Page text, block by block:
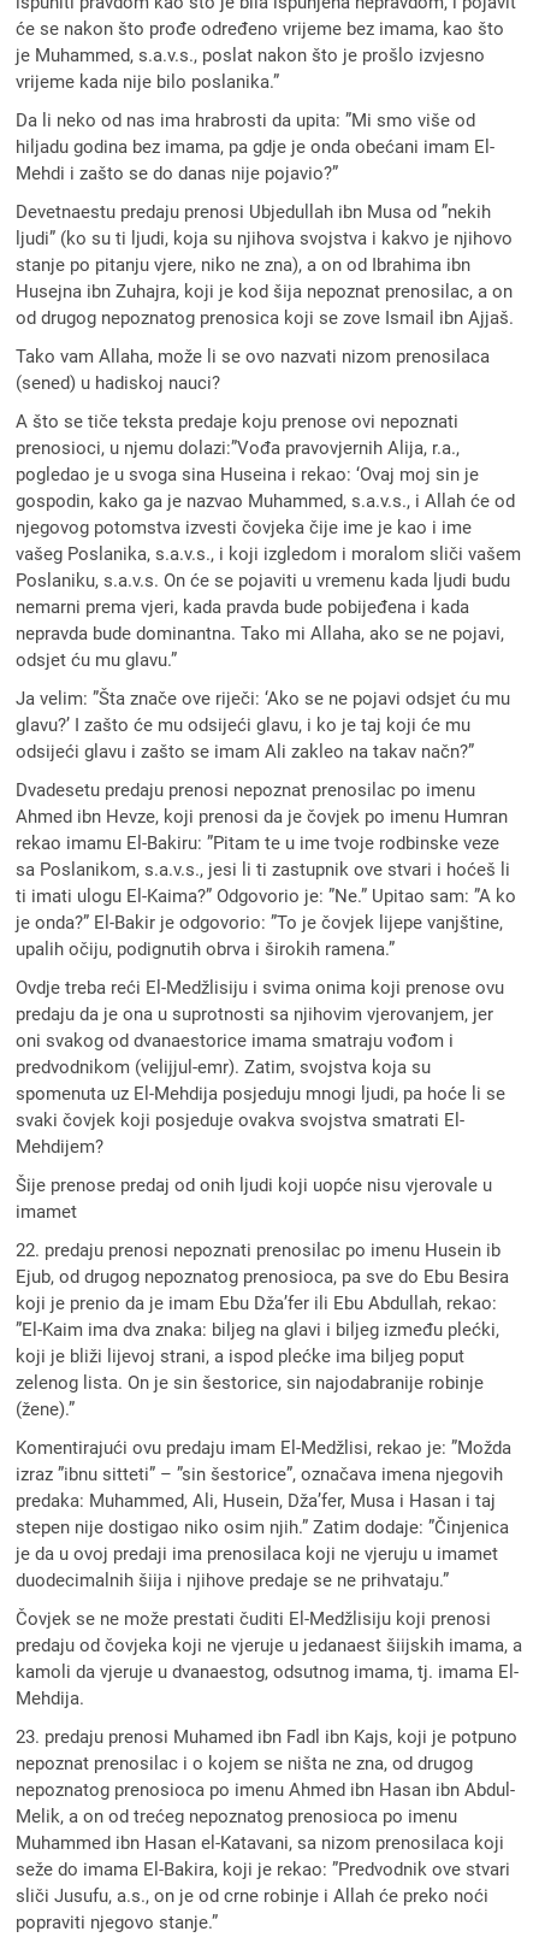
će se nakon što prođe određeno vrijeme bez imama, kao što
je Muhammed, s.a.v.s., poslat nakon što je prošlo izvjesno
vrijeme kada nije bilo poslanika.”
Da li neko od nas ima hrabrosti da upita: ”Mi smo više od
hiljadu godina bez imama, pa gdje je onda obećani imam El-
Mehdi i zašto se do danas nije pojavio?”
Devetnaestu predaju prenosi Ubjedullah ibn Musa od ”nekih
ljudi” (ko su ti ljudi, koja su njihova svojstva i kakvo je njihovo
stanje po pitanju vjere, niko ne zna), a on od Ibrahima ibn
Husejna ibn Zuhajra, koji je kod šija nepoznat prenosilac, a on
od drugog nepoznatog prenosica koji se zove Ismail ibn Ajjaš.
Tako vam Allaha, može li se ovo nazvati nizom prenosilaca
(sened) u hadiskoj nauci?
A što se tiče teksta predaje koju prenose ovi nepoznati
prenosioci, u njemu dolazi:”Vođa pravovjernih Alija, r.a.,
pogledao je u svoga sina Huseina i rekao: ‘Ovaj moj sin je
gospodin, kako ga je nazvao Muhammed, s.a.v.s., i Allah će od
njegovog potomstva izvesti čovjeka čije ime je kao i ime
vašeg Poslanika, s.a.v.s., i koji izgledom i moralom sliči vašem
Poslaniku, s.a.v.s. On će se pojaviti u vremenu kada ljudi budu
nemarni prema vjeri, kada pravda bude pobijeđena i kada
nepravda bude dominantna. Tako mi Allaha, ako se ne pojavi,
odsjet ću mu glavu.”
Ja velim: ”Šta znače ove riječi: ‘Ako se ne pojavi odsjet ću mu
glavu?’ I zašto će mu odsijeći glavu, i ko je taj koji će mu
odsijeći glavu i zašto se imam Ali zakleo na takav načn?”
Dvadesetu predaju prenosi nepoznat prenosilac po imenu
Ahmed ibn Hevze, koji prenosi da je čovjek po imenu Humran
rekao imamu El-Bakiru: ”Pitam te u ime tvoje rodbinske veze
sa Poslanikom, s.a.v.s., jesi li ti zastupnik ove stvari i hoćeš li
ti imati ulogu El-Kaima?” Odgovorio je: ”Ne.” Upitao sam: ”A ko
je onda?” El-Bakir je odgovorio: ”To je čovjek lijepe vanjštine,
upalih očiju, podignutih obrva i širokih ramena.”
Ovdje treba reći El-Medžlisiju i svima onima koji prenose ovu
predaju da je ona u suprotnosti sa njihovim vjerovanjem, jer
oni svakog od dvanaestorice imama smatraju vođom i
predvodnikom (velijjul-emr). Zatim, svojstva koja su
spomenuta uz El-Mehdija posjeduju mnogi ljudi, pa hoće li se
svaki čovjek koji posjeduje ovakva svojstva smatrati El-
Mehdijem?
Šije prenose predaj od onih ljudi koji uopće nisu vjerovale u
imamet
22. predaju prenosi nepoznati prenosilac po imenu Husein ib
Ejub, od drugog nepoznatog prenosioca, pa sve do Ebu Besira
koji je prenio da je imam Ebu Dža’fer ili Ebu Abdullah, rekao:
”El-Kaim ima dva znaka: biljeg na glavi i biljeg između plećki,
koji je bliži lijevoj strani, a ispod plećke ima biljeg poput
zelenog lista. On je sin šestorice, sin najodabranije robinje
(žene).”
Komentirajući ovu predaju imam El-Medžlisi, rekao je: ”Možda
izraz ”ibnu sitteti” – ”sin šestorice”, označava imena njegovih
predaka: Muhammed, Ali, Husein, Dža’fer, Musa i Hasan i taj
stepen nije dostigao niko osim njih.” Zatim dodaje: ”Činjenica
je da u ovoj predaji ima prenosilaca koji ne vjeruju u imamet
duodecimalnih šiija i njihove predaje se ne prihvataju.”
Čovjek se ne može prestati čuditi El-Medžlisiju koji prenosi
predaju od čovjeka koji ne vjeruje u jedanaest šiijskih imama, a
kamoli da vjeruje u dvanaestog, odsutnog imama, tj. imama El-
Mehdija.
23. predaju prenosi Muhamed ibn Fadl ibn Kajs, koji je potpuno
nepoznat prenosilac i o kojem se ništa ne zna, od drugog
nepoznatog prenosioca po imenu Ahmed ibn Hasan ibn Abdul-
Melik, a on od trećeg nepoznatog prenosioca po imenu
Muhammed ibn Hasan el-Katavani, sa nizom prenosilaca koji
seže do imama El-Bakira, koji je rekao: ”Predvodnik ove stvari
sliči Jusufu, a.s., on je od crne robinje i Allah će preko noći
popraviti njegovo stanje.”